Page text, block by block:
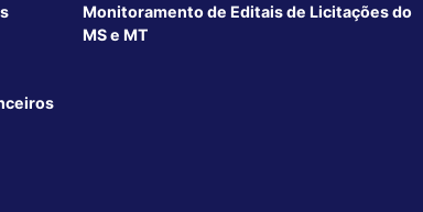
Monitoramento de Editais de Licitações do
MS e MT